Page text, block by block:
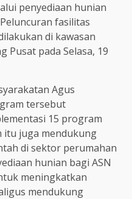
penyediaan hunian
fasilitas
di kawasan
Pusat pada Selasa, 19
Agus
tersebut
15 program
itu juga mendukung
di sektor perumahan
hunian bagi ASN
meningkatkan
mendukung